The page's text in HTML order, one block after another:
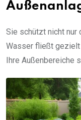
Sie schützt nicht nur
Wasser fließt gezielt
Ihre Außenbereiche